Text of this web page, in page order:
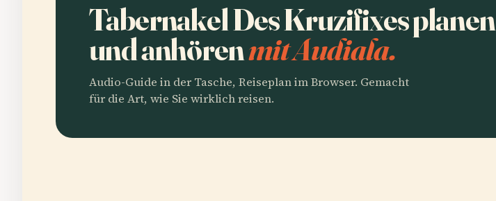
Tabernakel Des Kruzifixes planen
und anhörenmit Audiala.
Audio-Guide in der Tasche, Reiseplan im Browser. Gemacht
für die Art, wie Sie wirklich reisen.